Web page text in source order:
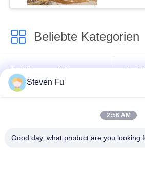
Beliebte Kategorien
Stahlkonstruktion
LagerSteven Fu
2:56 AM
Good day, what product are you looking